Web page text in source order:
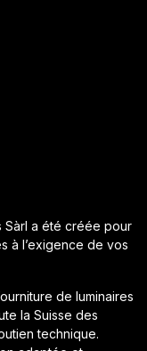
Sàrl a été créée pour
à l’exigence de vos
de luminaires
la Suisse des
technique.